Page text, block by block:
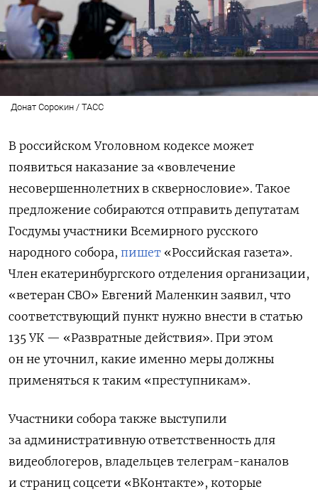
Донат Сорокин / ТАСС
В российском Уголовном кодексе может
появиться наказание за «вовлечение
несовершеннолетних в сквернословие». Такое
предложение собираются отправить депутатам
Госдумы участники Всемирного русского
народного собора, пишет «Российская газета».
Член екатеринбургского отделения организации,
«ветеран СВО» Евгений Маленкин заявил, что
соответствующий пункт нужно внести в статью
135 УК — «Развратные действия». При этом
он не уточнил, какие именно меры должны
применяться к таким «преступникам».
Участники собора также выступили
за административную ответственность для
видеоблогеров, владельцев телеграм-каналов
и страниц соцсети «ВКонтакте», которые